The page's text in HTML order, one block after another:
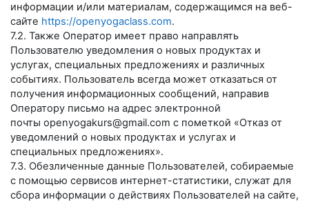
информации и/или материалам, содержащимся на веб-
сайте https://openyogaclass.com.
7.2. Также Оператор имеет право направлять
Пользователю уведомления о новых продуктах и
услугах, специальных предложениях и различных
событиях. Пользователь всегда может отказаться от
получения информационных сообщений, направив
Оператору письмо на адрес электронной
почты openyogakurs@gmail.com с пометкой «Отказ от
уведомлений о новых продуктах и услугах и
специальных предложениях».
7.3. Обезличенные данные Пользователей, собираемые
с помощью сервисов интернет-статистики, служат для
сбора информации о действиях Пользователей на сайте,